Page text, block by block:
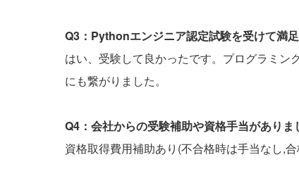
Q3：Pythonエンジニア認定試験を受けて満
はい、受験して良かったです。プログラミ
にも繋がりました。
Q4：会社からの受験補助や資格手当がありま
資格取得費用補助あり(不合格時は手当なし,